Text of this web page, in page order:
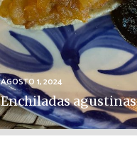
AGOSTO 1, 2024
Enchiladas agustinas